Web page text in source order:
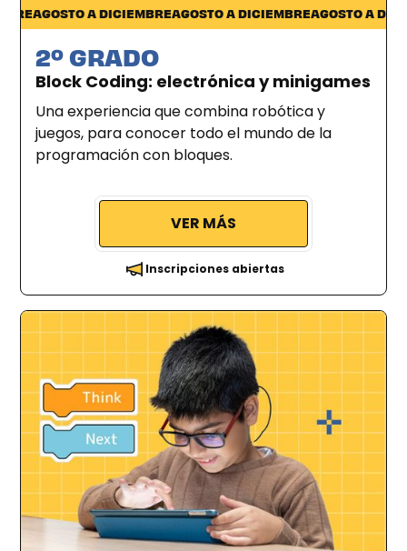
Pocitos
AGOSTO A DICIEMBREAGOSTO A DICIEMBREAGOSTO A
2º GRADO
Block Coding: electrónica y minigames
Una experiencia que combina robótica y
juegos, para conocer todo el mundo de la
programación con bloques.
VER MÁS
Inscripciones abiertas